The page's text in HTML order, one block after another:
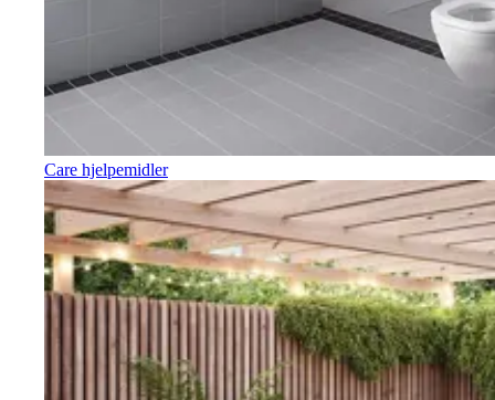
Care hjelpemidler